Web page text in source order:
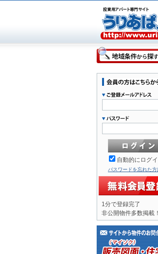
自動的にログ
パスワードを忘れた方
1分で登録完了
非公開物件多数掲載！